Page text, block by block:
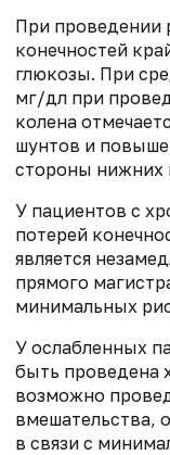
При проведении
конечностей
глюкозы. При
мг/дл при
колена
шунтов и
стороны нижних
У пациентов с
потерей
является
прямого
минимальных
У ослабленных
быть проведена
возможно
вмешательства,
в связи с